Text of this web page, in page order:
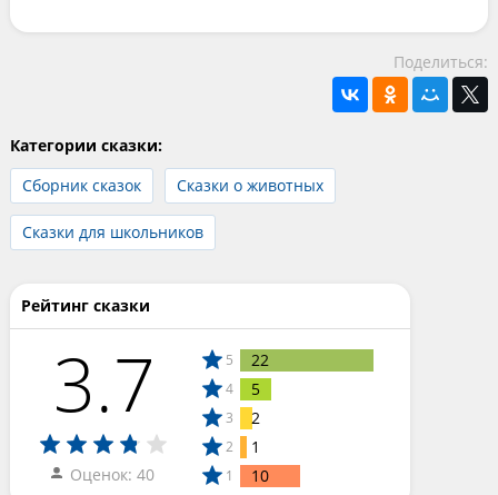
Поделиться:
Категории сказки:
Сборник сказок
Сказки о животных
Сказки для школьников
Рейтинг сказки
3.7
Оценок: 40
5 22
4 5
3 2
2 1
1 10